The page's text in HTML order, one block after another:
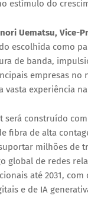
estímulo do
Uematsu, Vice-
escolhida como
de banda,
empresas no
vasta experiência na
será construído
fibra de alta
milhões de
global de redes
até 2031,
e de IA